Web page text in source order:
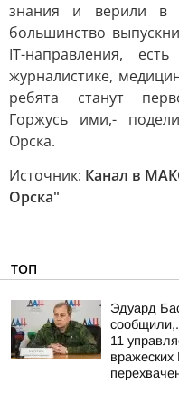
знания и верили в
большинство
IT-направления,
журналистике,
ребята станут
Горжусь ими,-
Орска.
Источник: Канал в
Орска"
ТОП
Эдуард
11